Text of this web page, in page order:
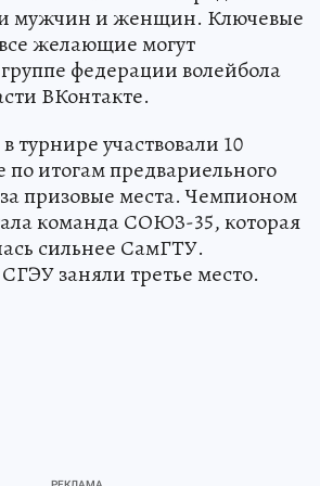
мужчин и женщин. Ключевые
желающие могут
федерации волейбола
ВКонтакте.
участвовали 10
итогам предвариельного
призовые места. Чемпионом
команда СОЮЗ-35, которая
сильнее СамГТУ.
заняли третье место.